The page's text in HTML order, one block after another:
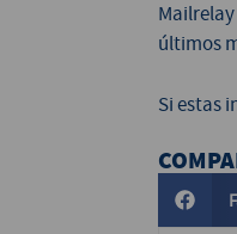
últimos
Si estas